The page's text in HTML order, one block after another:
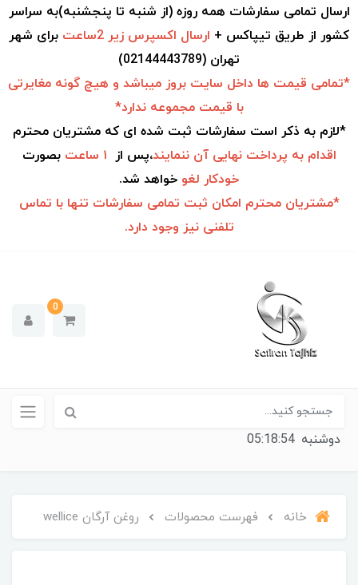
ارسال تمامی سفارشات همه روزه (از شنبه تا پنجشنبه)به سراسر
کشور از طریق تیپاکس + ارسال اکسپرس زیر 2ساعت
برای شهر
تهران (02144443789)
*تمامی قیمت ها داخل سایت بروز میباشد و هیچ گونه مغایرتی
با قیمت مجموعه ندارد*
*لازم به ذکر است سفارشات ثبت شده ای که مشتریان محترم
اقدام به پرداخت نهایی آن ننمایند،پس از
بصورت
خودکار لغو خواهد شد.
*مشتریان محترم امکان ثبت تمامی سفارشات تنها با تماس
تلفنی نیز وجود دارد.
0
دوشنبه 05:18:55
خانه فهرست محصولات روغن آرگان wellice